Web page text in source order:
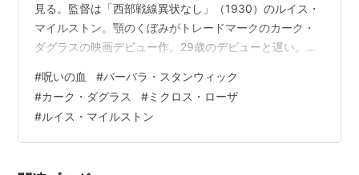
ミネート
「血ぬられた情事」（1950）
「復讐の荒野」（1950）
「熱い夜の疼き」（1952）
「重役室」（1954）
「バファロウ平原」（1954）
見る。監督は「西部戦線異状なし」（1930）のルイス・
マイルストン。顎のくぼみがトレードマークのカーク・
ダグラスの映画デビュー作。29歳のデビューと遅い。
原」「深夜の告白」などのバーバラ・スタンウィック、
共演は、のちの「シェーン」の牧場主などで知られるヴ
ァン・ヘフリン、「大空に駈ける恋」のリザべス・スコ
ットなど。音楽は「深夜の告白」「白い恐怖」「ベン・
#呪いの血 #バーバラ・スタンウィック
#カーク・ダグラス #ミクロス・ローザ
#ルイス・マイルストン